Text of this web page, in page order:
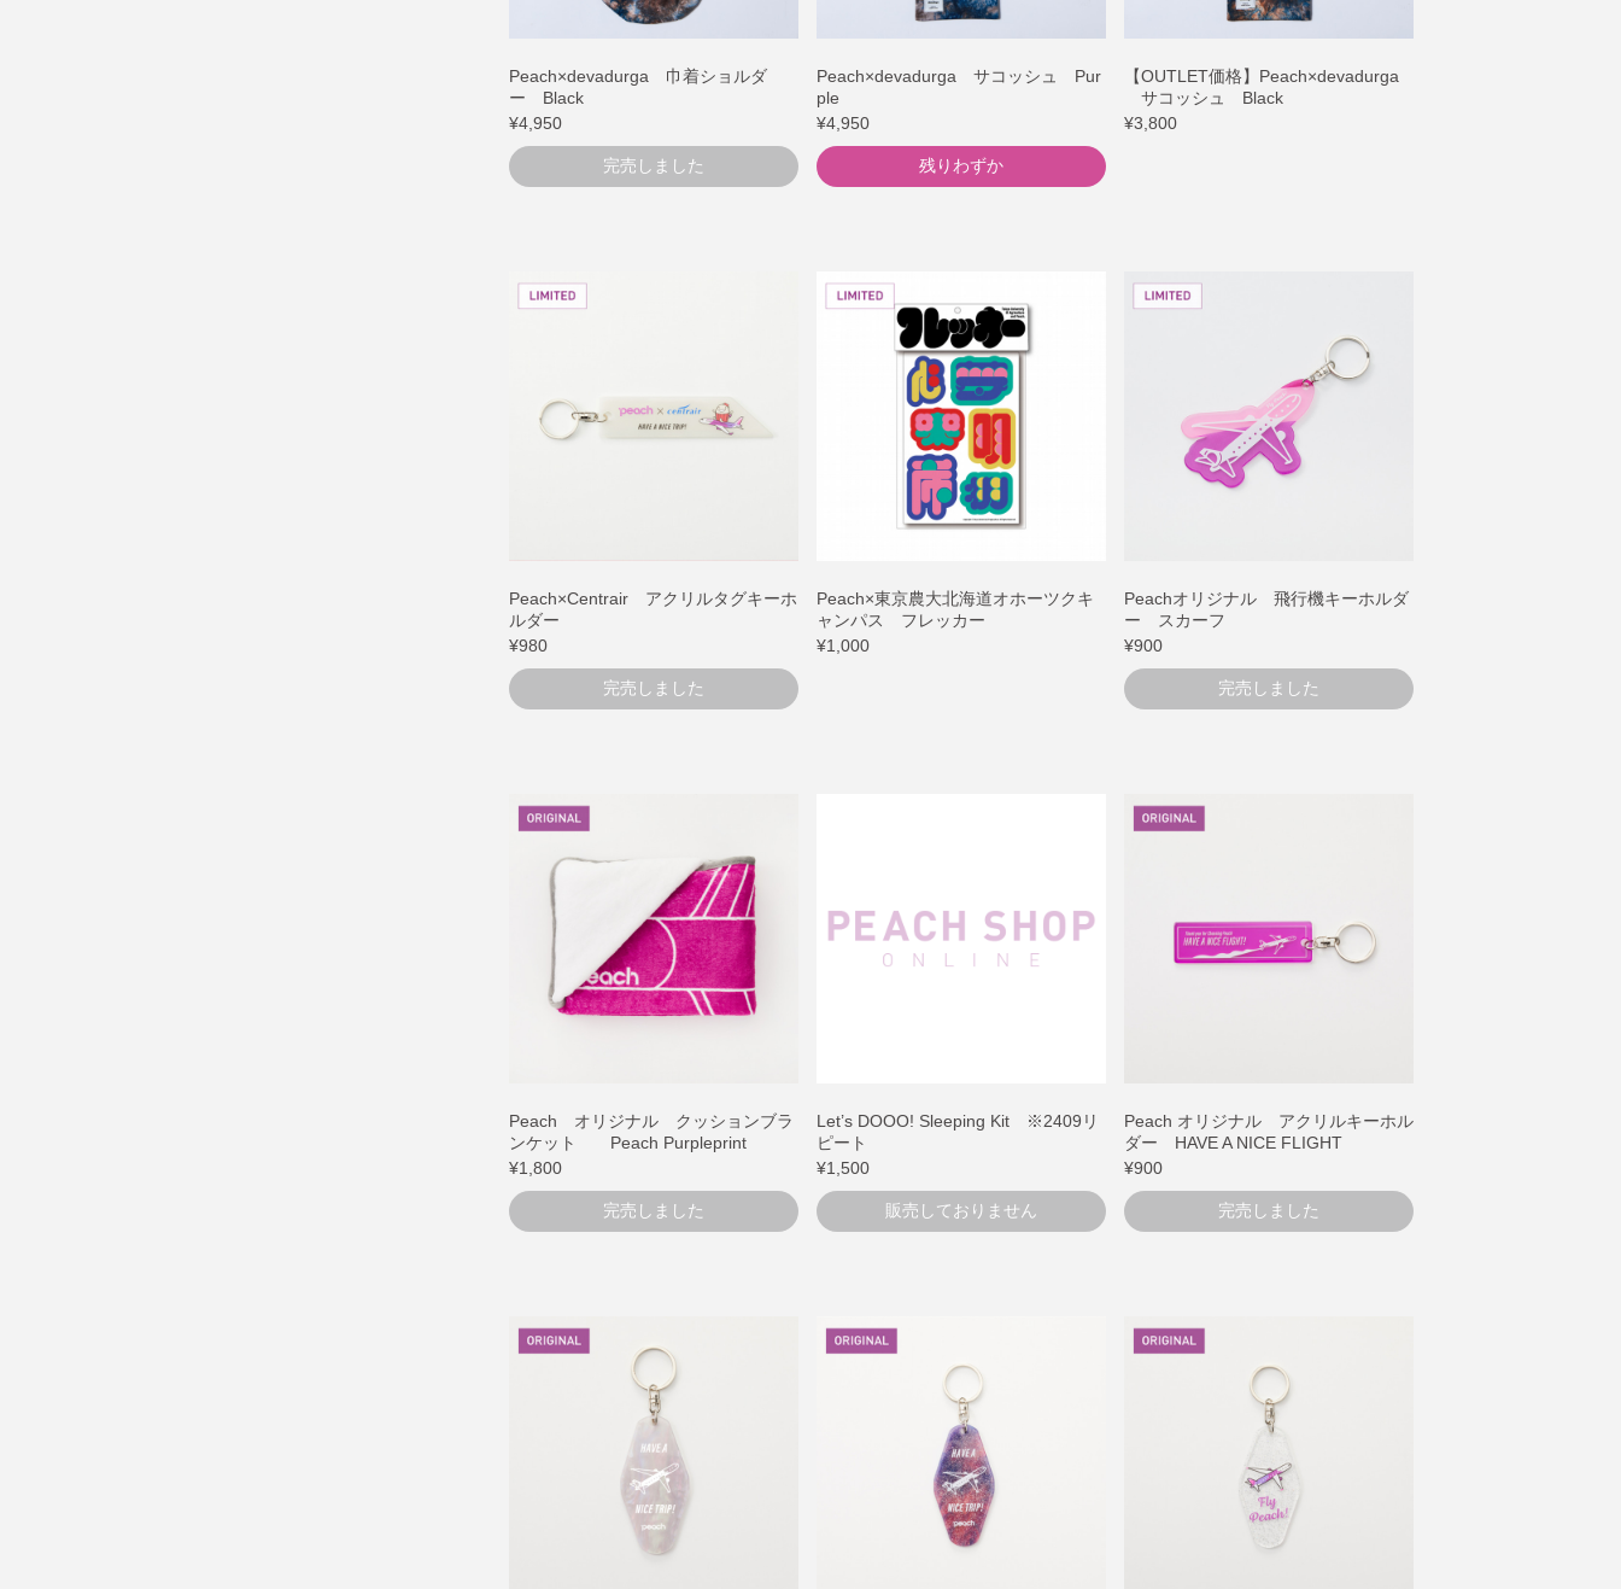
Peach×devadurga 巾着ショルダ
ー Black
¥4,950
完売しました
Peach×devadurga サコッシュ Pur
ple
¥4,950
残りわずか
【OUTLET価格】Peach×devadurga
サコッシュ Black
¥3,800
Peach×Centrair アクリルタグキーホ
ルダー
¥980
完売しました
Peach×東京農大北海道オホーツクキ
ャンパス フレッカー
¥1,000
Peachオリジナル 飛行機キーホルダ
ー スカーフ
¥900
完売しました
Peach オリジナル クッションブラ
ンケット Peach Purpleprint
¥1,800
完売しました
Let’s DOOO! Sleeping Kit ※2409リ
ピート
¥1,500
販売しておりません
Peach オリジナル アクリルキーホル
ダー HAVE A NICE FLIGHT
¥900
完売しました